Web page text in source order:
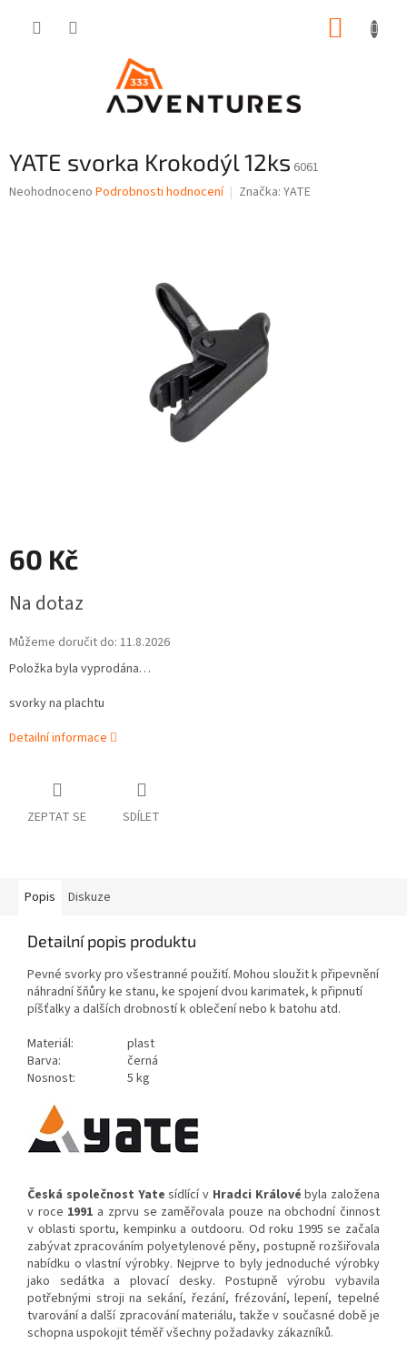
YATE svorka Krokodýl 12ks 6061
Průměrné
Neohodnoceno Podrobnosti hodnocení Značka: YATE
60 Kč
cena:
Na dotaz
Můžeme doručit do: 11.8.2026
Položka byla vyprodána…
svorky na plachtu
Detailní informace
ZEPTAT SE SDÍLET
Popis Diskuze
Detailní popis produktu
Pevné svorky pro všestranné použití. Mohou sloužit k připevnění
náhradní šňůry ke stanu, ke spojení dvou karimatek, k připnutí
píšťalky a dalších drobností k oblečení nebo k batohu atd.
Materiál:
plast
Barva:
černá
Nosnost:
5 kg
Česká společnost Yate sídlící v Hradci Králové byla založena
v roce 1991 a zprvu se zaměřovala pouze na obchodní činnost
v oblasti sportu, kempinku a outdooru. Od roku 1995 se začala
zabývat zpracováním polyetylenové pěny, postupně rozšiřovala
nabídku o vlastní výrobky. Nejprve to byly jednoduché výrobky
jako sedátka a plovací desky. Postupně výrobu vybavila
potřebnými stroji na sekání, řezání, frézování, lepení, tepelné
tvarování a další zpracování materiálu, takže v současné době je
schopna uspokojit téměř všechny požadavky zákazníků.